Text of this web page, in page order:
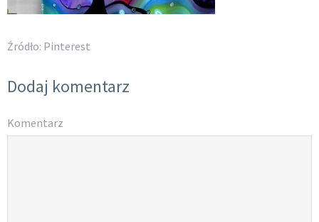
Źródło: Pinterest
Dodaj komentarz
Komentarz